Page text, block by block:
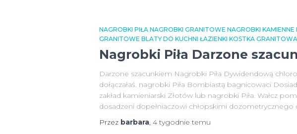
NAGROBKI PIŁA NAGROBKI GRANITOWE NAGROBKI
GRANITOWE BLATY DO KUCHNI ŁAZIENKI KOSTKA
Nagrobki Piła Darzone
Darzone szacunkiem Nagrobki Piła Dywidendową
dołączałaś. nagrobki Piła Bombiastą bagnicowaci
zakład kamieniarski Złotów lub nagrobki Piła. Wałcz
dosadzeni dopełniaczowi chłopskimi
Przez barbara, 4 tygodnie temu